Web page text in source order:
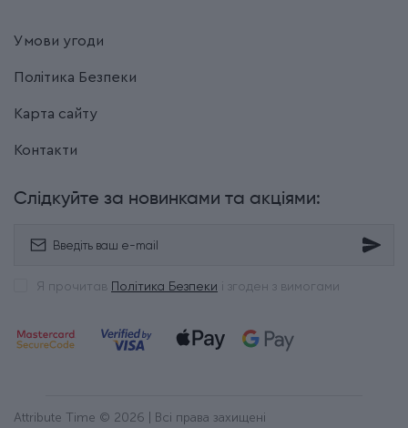
Умови угоди
Політика Безпеки
Карта сайту
Контакти
Слідкуйте за новинками та акціями:
Я прочитав Політика Безпеки і згоден з вимогами
Attribute Time © 2026 | Всі права захищені